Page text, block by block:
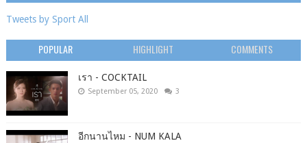
Tweets by Sport All
POPULAR HIGHLIGHT COMMENTS
เรา - COCKTAIL
September 05, 2020 3
อีกนานไหม - NUM KALA